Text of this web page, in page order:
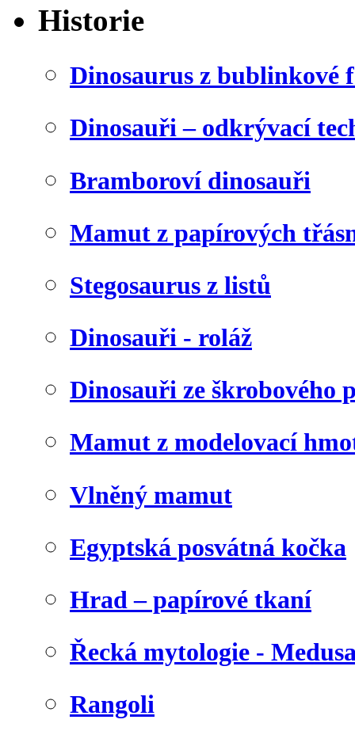
Historie
Dinosaurus z bublinkové
Dinosauři – odkrývací
Bramboroví dinosauři
Mamut z papírových
Stegosaurus z listů
Dinosauři - roláž
Dinosauři ze škrobového
Mamut z modelovací
Vlněný mamut
Egyptská posvátná kočka
Hrad – papírové tkaní
Řecká mytologie -
Rangoli